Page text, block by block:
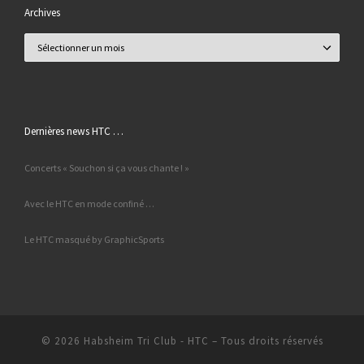
Archives
Dernières news HTC …
Concerts « Souchon si ça vous chante ! »
Avec le HTC en mode confiné …
Le HTC masqué by GraphicSports
© 2026 Habsheim Tri Club - HTC – Tous droits réservés